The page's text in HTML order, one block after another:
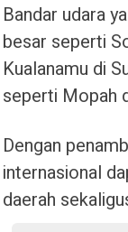
Bandar udara
besar seperti
Kualanamu di
seperti Mopah
Dengan
internasional
daerah